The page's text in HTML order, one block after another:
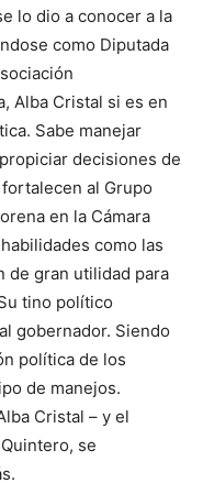
lo dio a conocer a la
como Diputada
Alba Cristal si es en
Sabe manejar
decisiones de
al Grupo
en la Cámara
como las
de gran utilidad para
tino político
gobernador. Siendo
política de los
de manejos.
Cristal – y el
se